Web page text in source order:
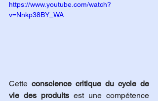
https://www.youtube.com/watch?
v=Nnkp38BY_WA
Cette conscience critique du cycle de
vie des produits est une compétence